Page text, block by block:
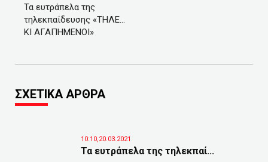
Τα ευτράπελα της
τηλεκπαίδευσης «ΤΗΛΕ…
ΚΙ ΑΓΑΠΗΜΕΝΟΙ»
ΣΧΕΤΙΚΑ ΑΡΘΡΑ
10:10,20.03.2021
Τα ευτράπελα της τηλεκπαί...